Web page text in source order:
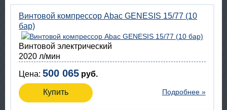
Винтовой компрессор Abac GENESIS 15/77 (10
бар)
Винтовой электрический
2020 л/мин
Цена: 500 065 руб.
Купить Подробнее »